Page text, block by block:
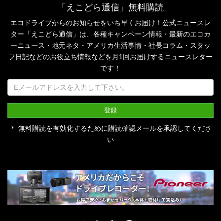
「えこどら通信」無料購読
エコドライブからのお知らせをいち早くお届け！公式ニュースレ
ター「えこどら通信」は、 各種キャンペーン情報・最新のエコカ
ーニュース・地元ネタ・アメリカ生活事情・社長コラム・ スタッ
フ日記などのお役立ち情報などを月1回お届けするニュースレター
です！
＊ 無料購読を有効化するために購読確認メールを承認してくださ
い